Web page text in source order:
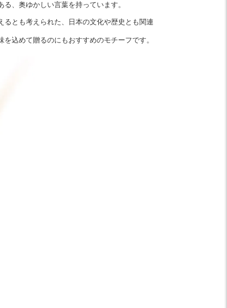
、奥ゆかしい言葉を持っています。
とも考えられた、日本の文化や歴史とも関連
込めて贈るのにもおすすめのモチーフです。